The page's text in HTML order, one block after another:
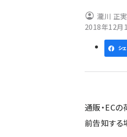
瀧川 正実
2018年12月
シ
通販・EC
前告知する